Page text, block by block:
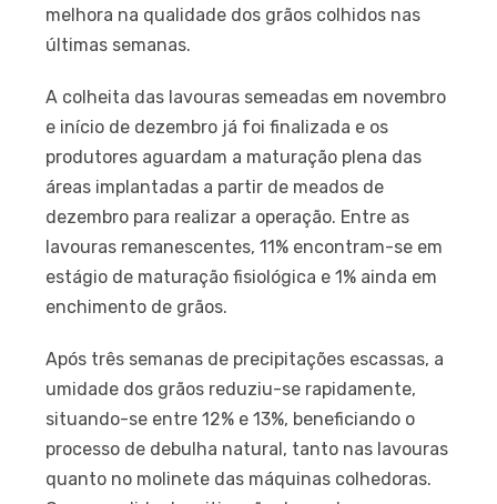
melhora na qualidade dos grãos colhidos nas
últimas semanas.
A colheita das lavouras semeadas em novembro
e início de dezembro já foi finalizada e os
produtores aguardam a maturação plena das
áreas implantadas a partir de meados de
dezembro para realizar a operação. Entre as
lavouras remanescentes, 11% encontram-se em
estágio de maturação fisiológica e 1% ainda em
enchimento de grãos.
Após três semanas de precipitações escassas, a
umidade dos grãos reduziu-se rapidamente,
situando-se entre 12% e 13%, beneficiando o
processo de debulha natural, tanto nas lavouras
quanto no molinete das máquinas colhedoras.